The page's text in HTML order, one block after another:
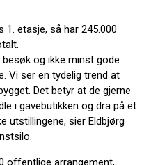
1. etasje, så har 245.000
og ikke minst gode
Vi ser en tydelig trend at
Det betyr at de gjerne
i gavebutikken og dra på et
utstillingene, sier Eldbjørg
offentlige arrangement,